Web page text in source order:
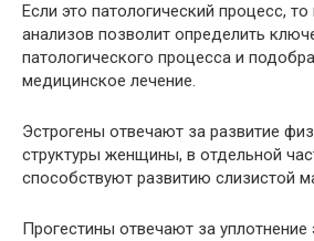
Если это патологический процесс,
анализов позволит определить
патологического процесса и
медицинское лечение.
Эстрогены отвечают за развитие
структуры женщины, в отдельной
способствуют развитию слизистой
Прогестины отвечают за уплотнение